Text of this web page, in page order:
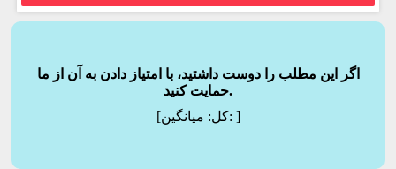
اگر این مطلب را دوست داشتید، با امتیاز دادن به آن از ما
حمایت کنید.
[کل:میانگین: ]